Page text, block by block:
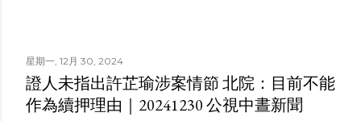
星期一, 12月 30, 2024
證人未指出許芷瑜涉案情節 北院：目前不能
作為續押理由｜20241230 公視中晝新聞